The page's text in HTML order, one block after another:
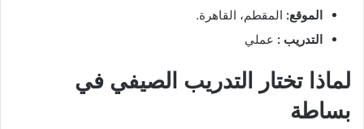
الموقع: المقطم، القاهرة.
التدريب : عملي
لماذا تختار التدريب الصيفي في
بساطة